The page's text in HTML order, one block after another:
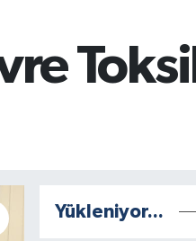
Yükleniyor...